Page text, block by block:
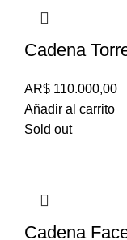
Cadena
AR$ 110.000,00
Añadir al carrito
Sold out
Cadena